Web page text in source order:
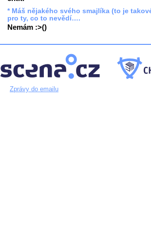
* Máš nějakého svého smajlíka (to je
pro ty, co to nevědí….
Nemám :>()
Zprávy do emailu